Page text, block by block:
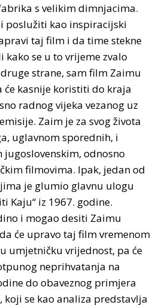
s velikim dimnjacima.
poslužiti kao inspiracijski
taj film i da time stekne
kako se u to vrijeme zvalo
druge strane, sam film Zaimu
će kasnije koristiti do kraja
radnog vijeka vezanog uz
Zaim je za svog života
uglavnom sporednih, i
odnosno
filmovima. Ipak, jedan od
je glumio glavnu ulogu
Kaju“ iz 1967. godine.
i mogao desiti Zaimu
će upravo taj film vremenom
umjetničku vrijednost, pa će
neprihvatanja na
do obaveznog primjera
koji se kao analiza predstavlja